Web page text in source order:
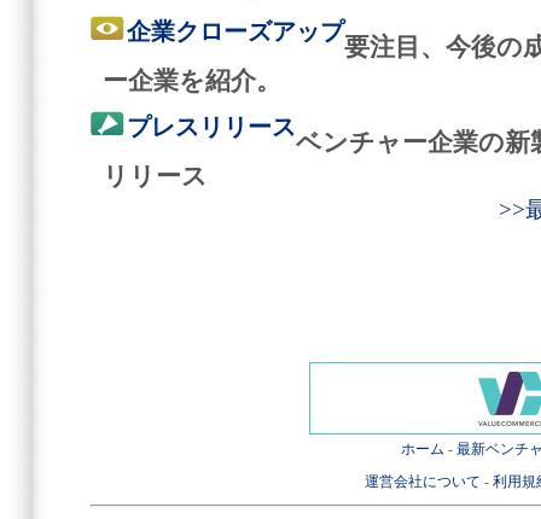
企業クローズアップ
要注目、今後の
ー企業を紹介。
プレスリリース
ベンチャー企業の新
リリース
>>
ホーム - 最新ベンチ
運営会社について - 利用規